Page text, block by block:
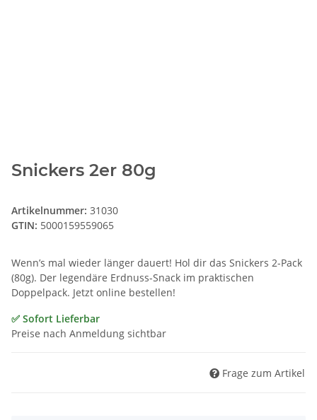
Snickers 2er 80g
Artikelnummer: 31030
GTIN: 5000159559065
Wenn’s mal wieder länger dauert! Hol dir das Snickers 2-Pack
(80g). Der legendäre Erdnuss-Snack im praktischen
Doppelpack. Jetzt online bestellen!
✅ Sofort Lieferbar
Preise nach Anmeldung sichtbar
Frage zum Artikel